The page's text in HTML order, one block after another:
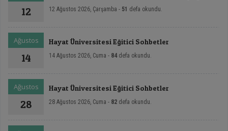
12 12 Ağustos 2026, Çarşamba - 51 defa okundu.
Ağustos
14
Hayat Üniversitesi Eğitici Sohbetler
14 Ağustos 2026, Cuma - 84defa okundu.
Ağustos
28
Hayat Üniversitesi Eğitici Sohbetler
28 Ağustos 2026, Cuma - 82 defa okundu.